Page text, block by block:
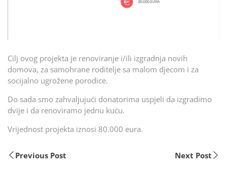
Cilj ovog projekta je renoviranje i/ili izgradnja novih
domova, za samohrane roditelje sa malom djecom i za
socijalno ugrožene porodice.
Do sada smo zahvaljujući donatorima uspjeli da izgradimo
dvije i da renoviramo jednu kuću.
Vrijednost projekta iznosi 80.000 eura.
Previous Post Next Post